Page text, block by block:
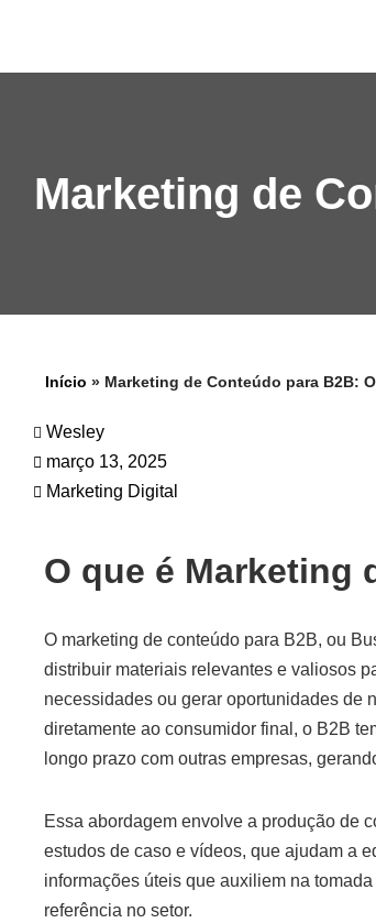
Marketing de
Início » Marketing de Conteúdo para B2B:
Wesley
março 13, 2025
Marketing Digital
O que é Marketing
O marketing de conteúdo para B2B, ou
distribuir materiais relevantes e valiosos
necessidades ou gerar oportunidades de
diretamente ao consumidor final, o B2B
longo prazo com outras empresas,
Essa abordagem envolve a produção de
estudos de caso e vídeos, que ajudam a
informações úteis que auxiliem na
referência no setor.